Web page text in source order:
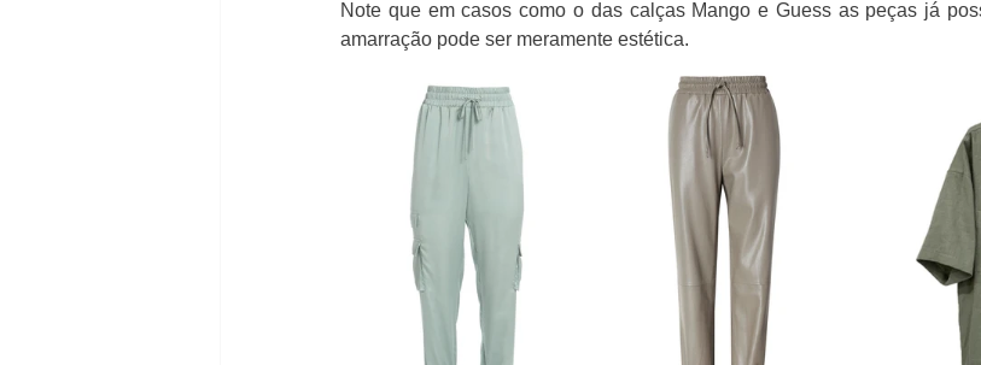
Note que em casos como o das calças Mango e Guess as peças já
amarração pode ser meramente estética.